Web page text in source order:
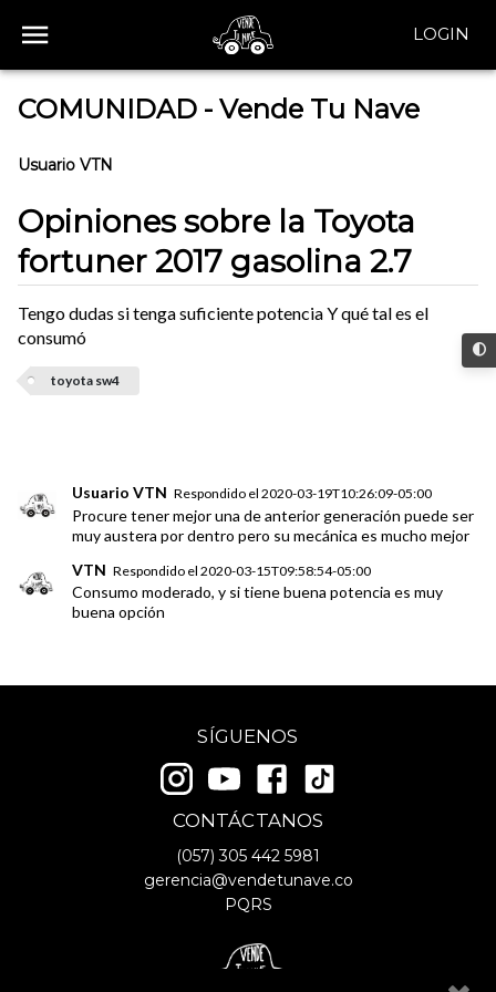
LOGIN
COMUNIDAD - Vende Tu Nave
Usuario VTN
Opiniones sobre la Toyota
fortuner 2017 gasolina 2.7
Tengo dudas si tenga suficiente potencia Y qué tal es el
consumó
toyota sw4
Usuario VTN Respondido el2020-03-19T10:26:09-05:00
Procure tener mejor una de anterior generación puede ser
muy austera por dentro pero su mecánica es mucho mejor
VTN Respondido el2020-03-15T09:58:54-05:00
Consumo moderado, y si tiene buena potencia es muy
buena opción
SÍGUENOS
CONTÁCTANOS
(057)305 442 5981
gerencia@vendetunave.co
PQRS